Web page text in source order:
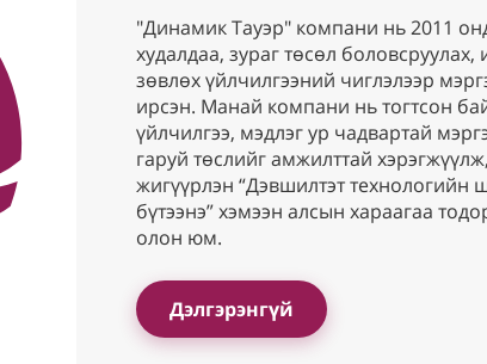
"Динамик Тауэр" компани нь 2011
худалдаа, зураг төсөл
зөвлөх үйлчилгээний чиглэлээр
ирсэн. Манай компани нь тогтсон
үйлчилгээ, мэдлэг ур чадвартай
гаруй төслийг амжилттай
жигүүрлэн “Дэвшилтэт технологийн
бүтээнэ” хэмээн алсын хараагаа
олон юм.
Дэлгэрэнгүй